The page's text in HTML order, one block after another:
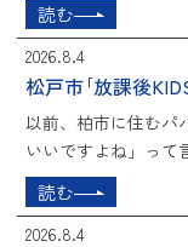
読む
2026.8.4
松戸市｢放課後
以前、柏市に住むパ
いいですよね」って
読む
2026.8.4